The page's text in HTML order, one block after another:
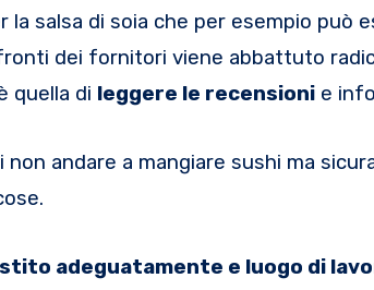
la salsa di soia che per esempio può
dei fornitori viene abbattuto
quella di leggere le recensioni e
non andare a mangiare sushi ma
adeguatamente e luogo di